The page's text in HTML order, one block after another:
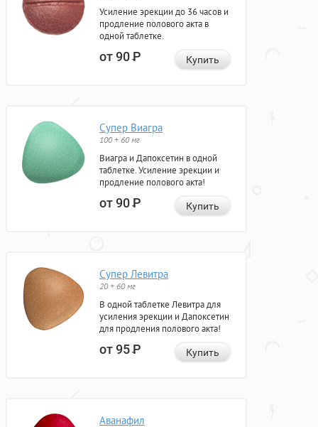
Усиление эрекции до 36 часов и
продление полового акта в
одной таблетке.
от 90Р Купить
Супер Виагра
100 + 60 мг
Виагра и Дапоксетин в одной
таблетке. Усиление эрекции и
продление полового акта!
от 90Р Купить
Супер Левитра
20 + 60 мг
В одной таблетке Левитра для
усиления эрекции и Дапоксетин
для продления полового акта!
от 95Р Купить
Аванафил